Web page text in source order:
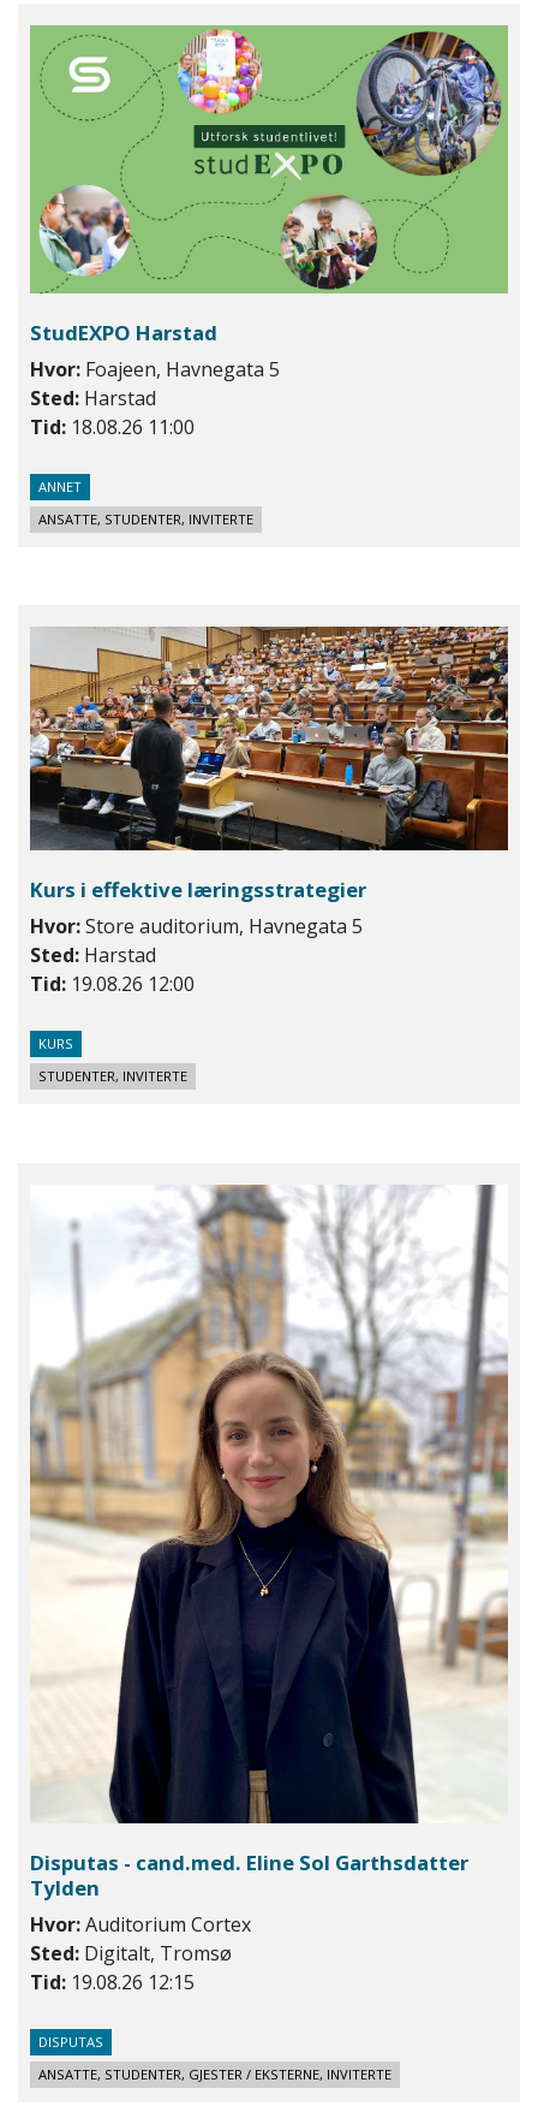
StudEXPO Harstad
Hvor: Foajeen, Havnegata 5
Sted: Harstad
Tid: 18.08.26 11:00
ANNET
ANSATTE, STUDENTER, INVITERTE
Kurs i effektive læringsstrategier
Hvor:Store auditorium, Havnegata 5
Sted: Harstad
Tid: 19.08.26 12:00
KURS
STUDENTER, INVITERTE
Disputas - cand.med. Eline Sol Garthsdatter
Tylden
Hvor:Auditorium Cortex
Sted: Digitalt, Tromsø
Tid: 19.08.26 12:15
DISPUTAS
ANSATTE, STUDENTER, GJESTER / EKSTERNE, INVITERTE